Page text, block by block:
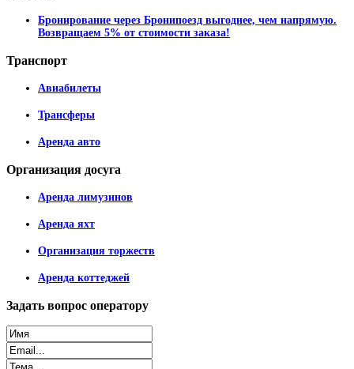
Бронирование через Бронипоезд выгоднее, чем напрямую.
Возвращаем 5% от стоимости заказа!
Транспорт
Авиабилеты
Трансферы
Аренда авто
Организация досуга
Аренда лимузинов
Аренда яхт
Организация торжеств
Аренда коттеджей
Задать вопрос оператору